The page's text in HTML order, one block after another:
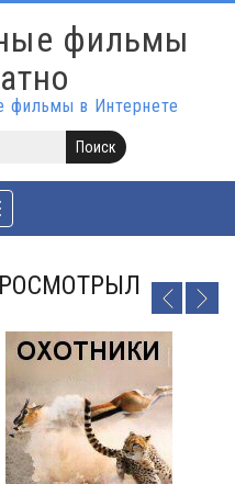
фильмы
фильмы в Интернете